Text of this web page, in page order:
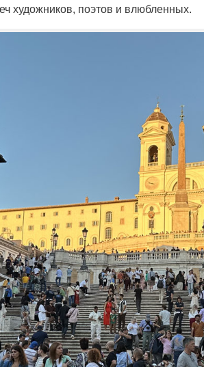
художников, поэтов и влюбленных.